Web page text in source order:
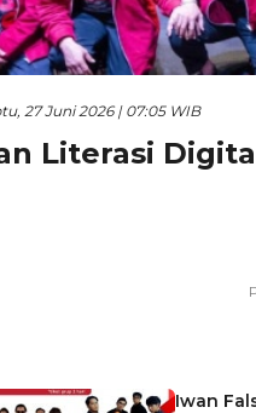
27 Juni 2026 | 07:05 WIB
Literasi
Iwan